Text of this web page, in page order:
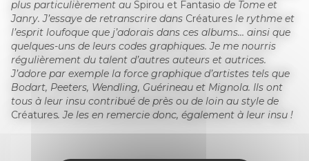
plus particulièrement au Spirou et Fantasio de Tome et
Janry. J’essaye de retranscrire dans Créatures le rythme et
l’esprit loufoque que j’adorais dans ces albums… ainsi que
quelques-uns de leurs codes graphiques. Je me nourris
régulièrement du talent d’autres auteurs et autrices.
J’adore par exemple la force graphique d’artistes tels que
Bodart, Peeters, Wendling, Guérineau et Mignola. Ils ont
tous à leur insu contribué de près ou de loin au style de
Créatures. Je les en remercie donc, également à leur insu !